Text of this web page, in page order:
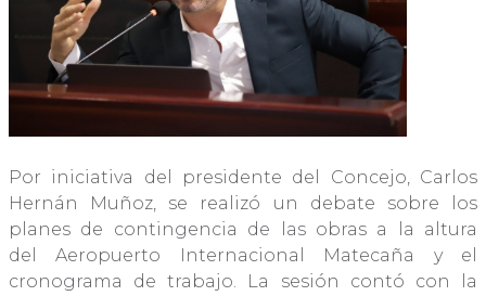
Por iniciativa del presidente del Concejo, Carlos
Hernán Muñoz, se realizó un debate sobre los
planes de contingencia de las obras a la altura
del Aeropuerto Internacional Matecaña y el
cronograma de trabajo. La sesión contó con la